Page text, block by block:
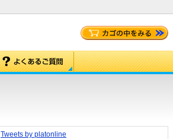
Tweets by platonline